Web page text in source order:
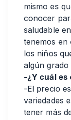
mismo es
conocer
saludable
tenemos en
los niños
algún grado
-¿Y cuál
-El precio
variedades
tener más